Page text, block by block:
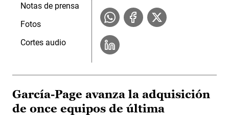
Notas de prensa
Fotos
Cortes audio
García-Page avanza la adquisición
de once equipos de última